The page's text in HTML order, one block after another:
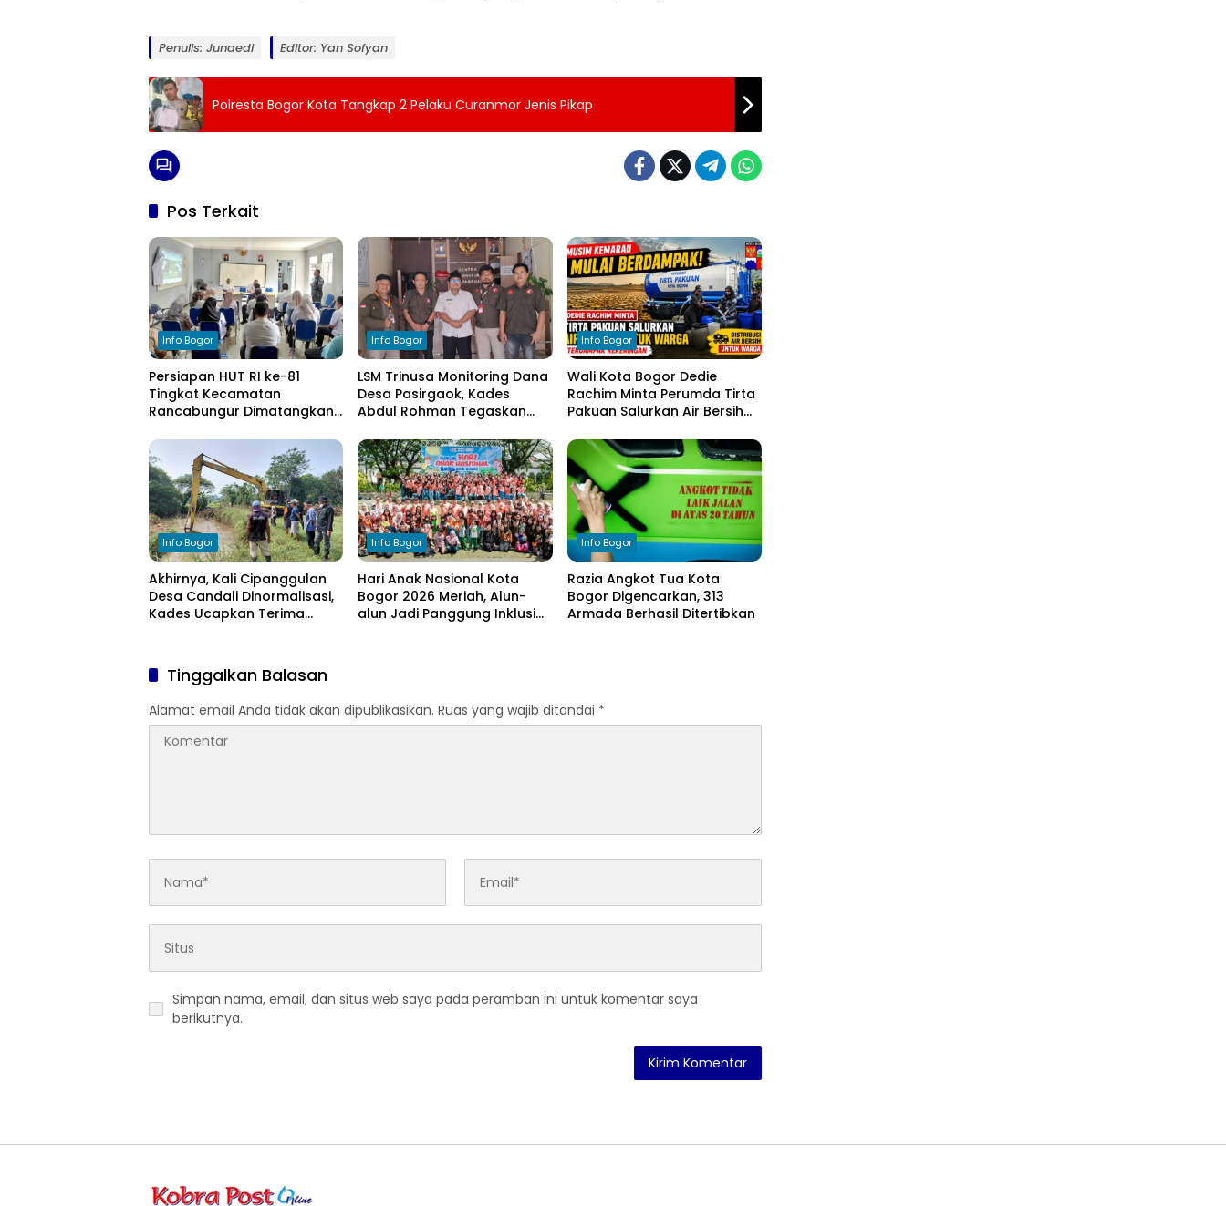
Penulis: Junaedi Editor: Yan Sofyan
Polresta Bogor Kota Tangkap 2 Pelaku Curanmor Jenis Pikap
Pos Terkait
Info Bogor
Persiapan HUT RI ke-81
Tingkat Kecamatan
Rancabungur Dimatangkan
Seluruh Elemen Masyarakat
Info Bogor
LSM Trinusa Monitoring Dana
Desa Pasirgaok, Kades
Abdul Rohman Tegaskan
Pengelolaan Anggaran
Info Bogor
Wali Kota Bogor Dedie
Rachim Minta Perumda Tirta
Pakuan Salurkan Air Bersih
Kekeringan
Info Bogor
Akhirnya, Kali Cipanggulan
Desa Candali Dinormalisasi,
Kades Ucapkan Terima
Info Bogor
Hari Anak Nasional Kota
Bogor 2026 Meriah, Alun-
alun Jadi Panggung Inklusi
Info Bogor
Razia Angkot Tua Kota
Bogor Digencarkan, 313
Armada Berhasil Ditertibkan
Tinggalkan Balasan
Alamat email Anda tidak akan dipublikasikan. Ruas yang wajib ditandai *
Simpan nama, email, dan situs web saya pada peramban ini untuk komentar saya
berikutnya.